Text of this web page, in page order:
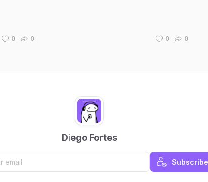
0 0 0 0
Diego Fortes
Subscribe